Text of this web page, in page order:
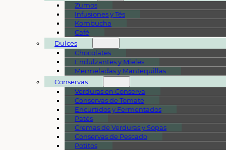
Zumos
Infusiones y Tés
Kombucha
Café
Dulces
Chocolates
Endulzantes y Mieles
Mermeladas y Mantequillas
Conservas
Verduras en Conserva
Conservas de Tomate
Encurtidos y Fermentados
Patés
Cremas de Verduras y Sopas
Conservas de Pescado
Potitos